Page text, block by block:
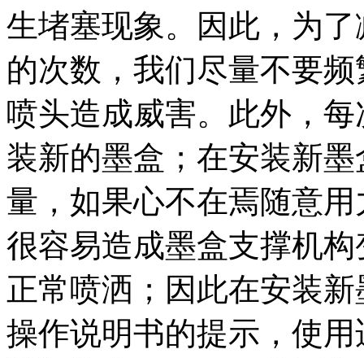
生堵塞现象。因此，为
的次数，我们尽量不要
喷头造成威害。此外，
装新的墨盒；在安装新
量，如果心不在焉随意
很容易造成墨盒支撑机
正常喷洒；因此在安装
操作说明书的提示，使